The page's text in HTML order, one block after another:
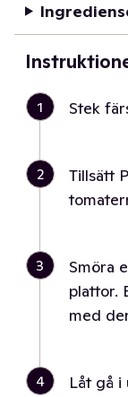
1 Stek
2
Tillsätt
3
Smöra
plattor.
med
4 Låt gå i